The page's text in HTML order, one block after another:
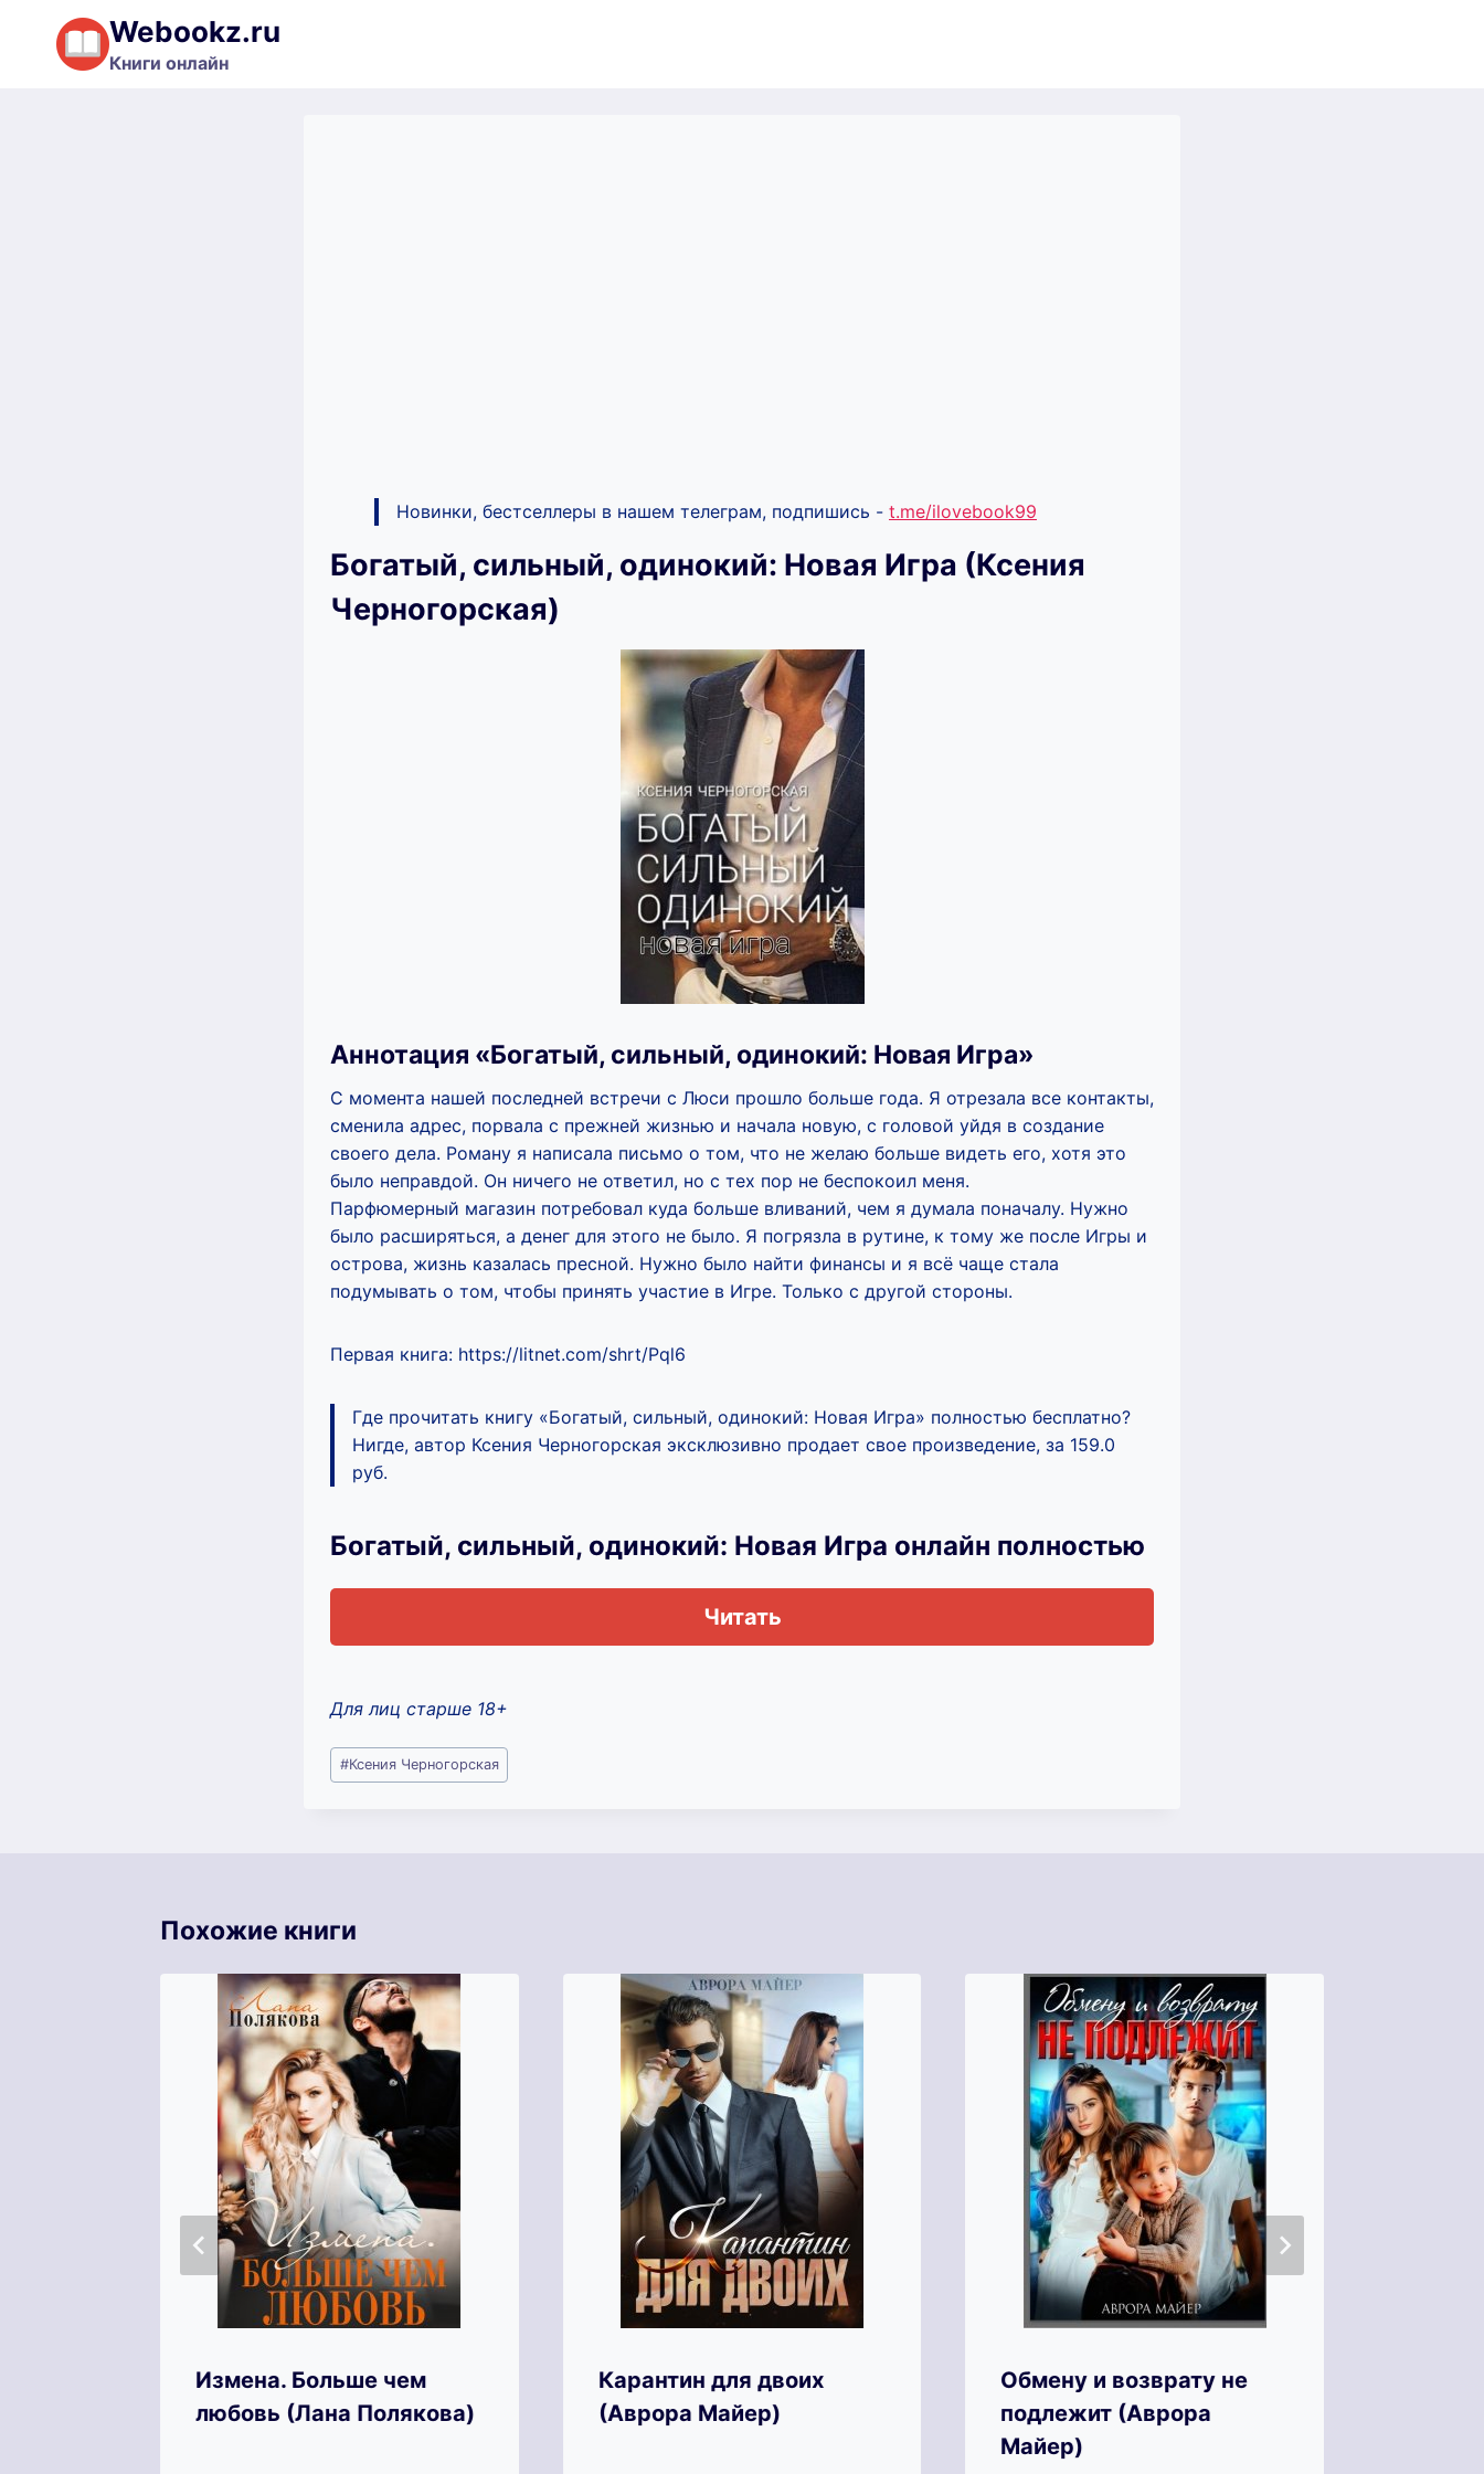
Перейти
содержимому
Webookz.ru
Книги онлайн
Новинки, бестселлеры в нашем телеграм, подпишись - t.me/ilovebook99
Богатый, сильный, одинокий: Новая Игра (Ксения
Черногорская)
Аннотация «Богатый, сильный, одинокий: Новая Игра»
С момента нашей последней встречи с Люси прошло больше года. Я отрезала все контакты,
сменила адрес, порвала с прежней жизнью и начала новую, с головой уйдя в создание
своего дела. Роману я написала письмо о том, что не желаю больше видеть его, хотя это
было неправдой. Он ничего не ответил, но с тех пор не беспокоил меня.
Парфюмерный магазин потребовал куда больше вливаний, чем я думала поначалу. Нужно
было расширяться, а денег для этого не было. Я погрязла в рутине, к тому же после Игры и
острова, жизнь казалась пресной. Нужно было найти финансы и я всё чаще стала
подумывать о том, чтобы принять участие в Игре. Только с другой стороны.
Первая книга: https://litnet.com/shrt/Pql6
Где прочитать книгу «Богатый, сильный, одинокий: Новая Игра» полностью бесплатно?
Нигде, автор Ксения Черногорская эксклюзивно продает свое произведение, за 159.0
руб.
Богатый, сильный, одинокий: Новая Игра онлайн полностью
Читать
Для лиц старше 18+
Метки
записи:
#Ксения Черногорская
Похожие книги
Измена. Больше чем
любовь (Лана Полякова)
Карантин для двоих
(Аврора Майер)
Обмену и возврату не
подлежит (Аврора
Майер)